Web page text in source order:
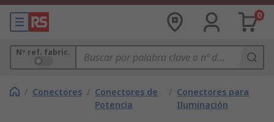
0
Nº ref. fabric.
/ Conectores / Conectores de
Potencia
/ Conectores para
Iluminación